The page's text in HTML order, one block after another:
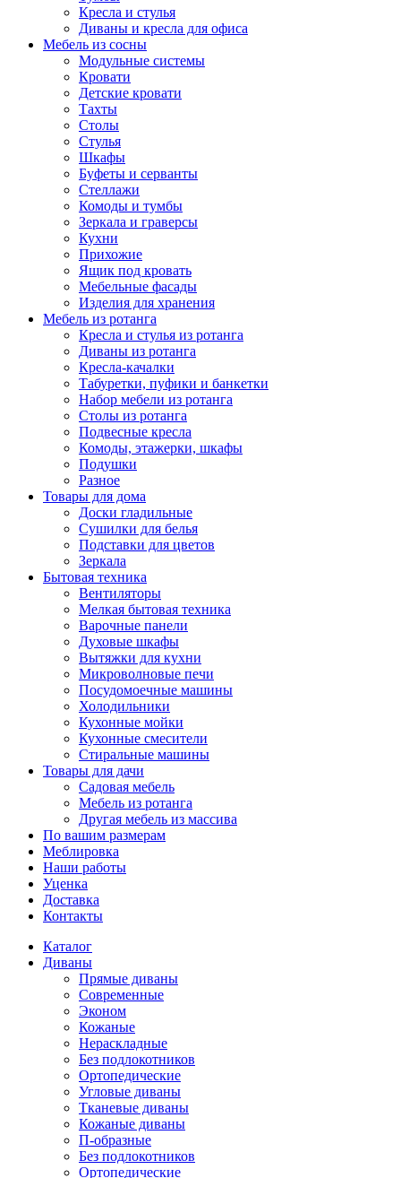
Кресла и стулья
Диваны и кресла для офиса
Мебель из сосны
Модульные системы
Кровати
Детские кровати
Тахты
Столы
Стулья
Шкафы
Буфеты и серванты
Стеллажи
Комоды и тумбы
Зеркала и граверсы
Кухни
Прихожие
Ящик под кровать
Мебельные фасады
Изделия для хранения
Мебель из ротанга
Кресла и стулья из ротанга
Диваны из ротанга
Кресла-качалки
Табуретки, пуфики и банкетки
Набор мебели из ротанга
Столы из ротанга
Подвесные кресла
Комоды, этажерки, шкафы
Подушки
Разное
Товары для дома
Доски гладильные
Сушилки для белья
Подставки для цветов
Зеркала
Бытовая техника
Вентиляторы
Мелкая бытовая техника
Варочные панели
Духовые шкафы
Вытяжки для кухни
Микроволновые печи
Посудомоечные машины
Холодильники
Кухонные мойки
Кухонные смесители
Стиральные машины
Товары для дачи
Садовая мебель
Мебель из ротанга
Другая мебель из массива
По вашим размерам
Меблировка
Наши работы
Уценка
Доставка
Контакты
Каталог
Диваны
Прямые диваны
Современные
Эконом
Кожаные
Нераскладные
Без подлокотников
Ортопедические
Угловые диваны
Тканевые диваны
Кожаные диваны
П-образные
Без подлокотников
Ортопедические